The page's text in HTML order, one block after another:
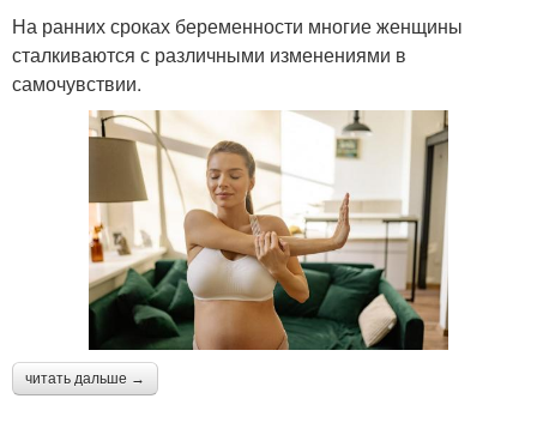
На ранних сроках беременности многие женщины
сталкиваются с различными изменениями в
самочувствии.
читать дальше →